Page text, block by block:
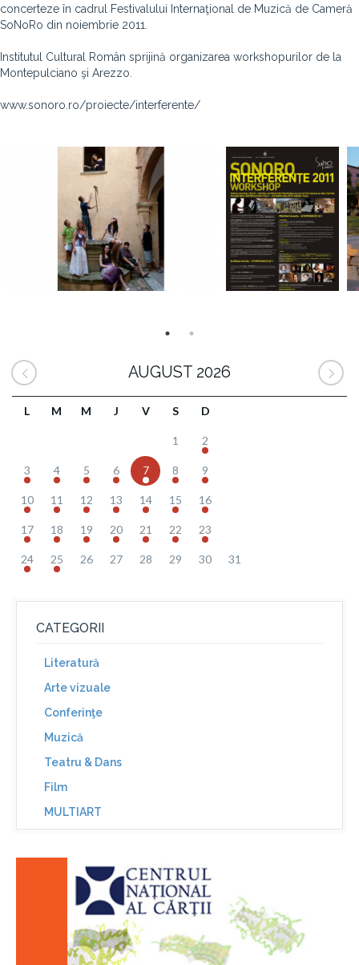
concerteze în cadrul Festivalului Internaţional de Muzică de Cameră
SoNoRo din noiembrie 2011.
Institutul Cultural Român sprijină organizarea workshopurilor de la
Montepulciano şi Arezzo.
www.sonoro.ro/proiecte/interferente/
AUGUST 2026
L M M J V S D
1 2
3 4 5 6 7 8 9
10 11 12 13 14 15 16
17 18 19 20 21 22 23
24 25 26 27 28 29 30 31
CATEGORII
Literatură
Arte vizuale
Conferinţe
Muzică
Teatru & Dans
Film
MULTIART